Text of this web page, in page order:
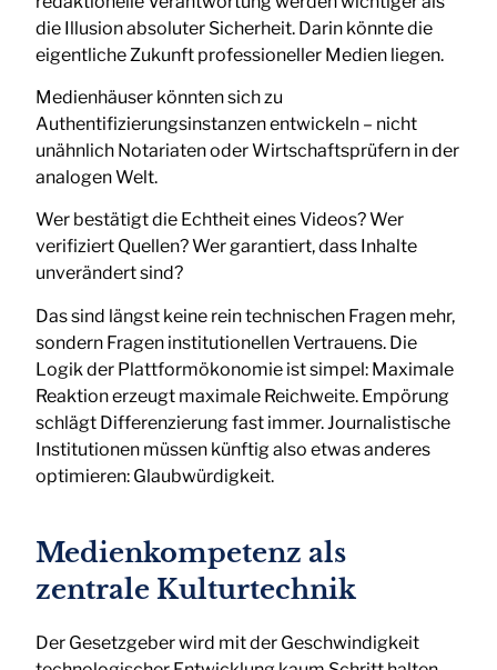
die Illusion absoluter Sicherheit. Darin könnte die
eigentliche Zukunft professioneller Medien liegen.
Medienhäuser könnten sich zu
Authentifizierungsinstanzen entwickeln – nicht
unähnlich Notariaten oder Wirtschaftsprüfern in der
analogen Welt.
Wer bestätigt die Echtheit eines Videos? Wer
verifiziert Quellen? Wer garantiert, dass Inhalte
unverändert sind?
Das sind längst keine rein technischen Fragen mehr,
sondern Fragen institutionellen Vertrauens. Die
Logik der Plattformökonomie ist simpel: Maximale
Reaktion erzeugt maximale Reichweite. Empörung
schlägt Differenzierung fast immer. Journalistische
Institutionen müssen künftig also etwas anderes
optimieren: Glaubwürdigkeit.
Medienkompetenz als
zentrale Kulturtechnik
Der Gesetzgeber wird mit der Geschwindigkeit